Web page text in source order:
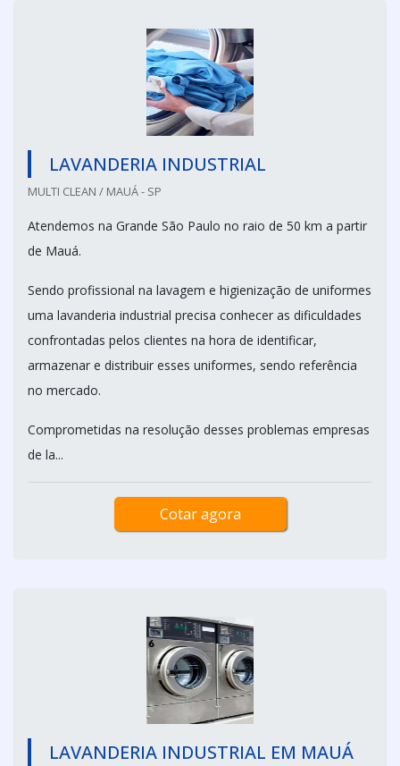
LAVANDERIA INDUSTRIAL
MULTI CLEAN / MAUÁ - SP
Atendemos na Grande São Paulo no raio de 50 km a partir
de Mauá.
Sendo profissional na lavagem e higienização de uniformes
uma lavanderia industrial precisa conhecer as dificuldades
confrontadas pelos clientes na hora de identificar,
armazenar e distribuir esses uniformes, sendo referência
no mercado.
Comprometidas na resolução desses problemas empresas
de la...
Cotar agora
LAVANDERIA INDUSTRIAL EM MAUÁ